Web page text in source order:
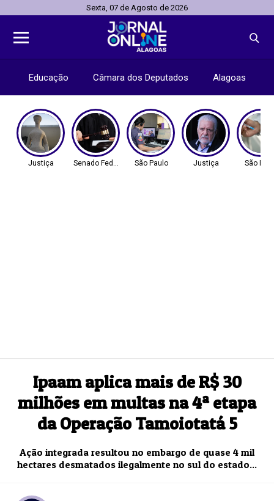
Sexta, 07 de Agosto de 2026
Educação Câmara dos Deputados Alagoas
Justiça Senado Federal São Paulo Justiça São
Ipaam aplica mais de R$ 30
milhões em multas na 4ª etapa
da Operação Tamoiotatá 5
Ação integrada resultou no embargo de quase 4 mil
hectares desmatados ilegalmente no sul do estado...